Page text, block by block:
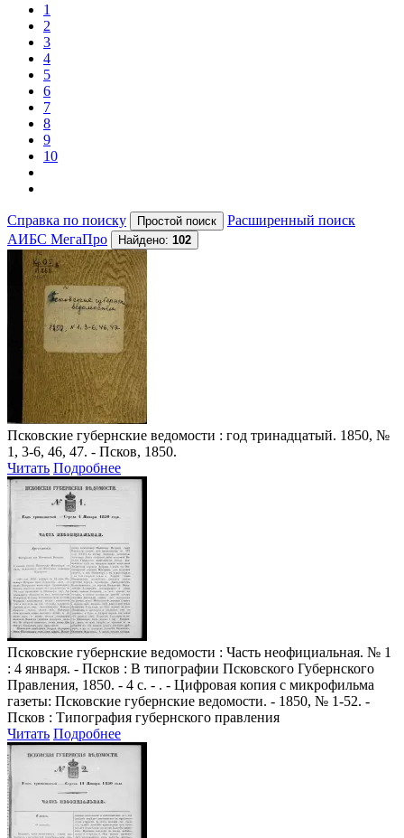
1
2
3
4
5
6
7
8
9
10
Справка по поиску
Расширенный поиск
АИБС МегаПро
Найдено: 102
Псковские губернские ведомости : год тринадцатый. 1850, №
1, 3-6, 46, 47. - Псков, 1850.
Читать Подробнее
Псковские губернские ведомости : Часть неофициальная. № 1
: 4 января. - Псков : В типографии Псковского Губернского
Правления, 1850. - 4 с. - . - Цифровая копия с микрофильма
газеты: Псковские губернские ведомости. - 1850, № 1-52. -
Псков : Типография губернского правления
Читать Подробнее